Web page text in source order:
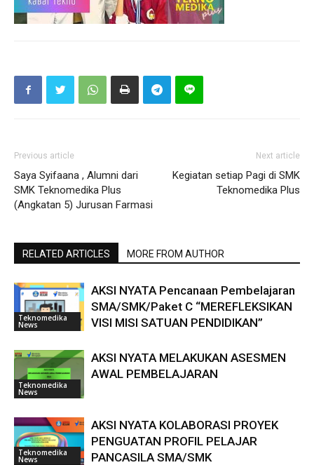
Previous article
Saya Syifaana , Alumni dari
SMK Teknomedika Plus
(Angkatan 5) Jurusan Farmasi
Next article
Kegiatan setiap Pagi di SMK
Teknomedika Plus
RELATED ARTICLES MORE FROM AUTHOR
Teknomedika
News
AKSI NYATA Pencanaan Pembelajaran
SMA/SMK/Paket C “MEREFLEKSIKAN
VISI MISI SATUAN PENDIDIKAN”
Teknomedika
News
AKSI NYATA MELAKUKAN ASESMEN
AWAL PEMBELAJARAN
Teknomedika
News
AKSI NYATA KOLABORASI PROYEK
PENGUATAN PROFIL PELAJAR
PANCASILA SMA/SMK